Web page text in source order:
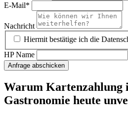
E-Mail*
Nachricht
Hiermit bestätige ich die
HP Name
Anfrage abschicken
Warum Kartenzahlung
Gastronomie heute